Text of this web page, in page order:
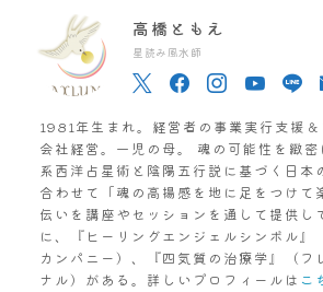
高橋ともえ
星読み風水師
1981年生まれ。経営者の事業実行支援
会社経営。一児の母。 魂の可能性を緻
系西洋占星術と陰陽五行説に基づく日本
合わせて「魂の高揚感を地に足をつけて
伝いを講座やセッションを通して提供し
に、『ヒーリングエンジェルシンボル』
カンパニー）、『四気質の治療学』（フ
ナル）がある。詳しいプロフィールは こ